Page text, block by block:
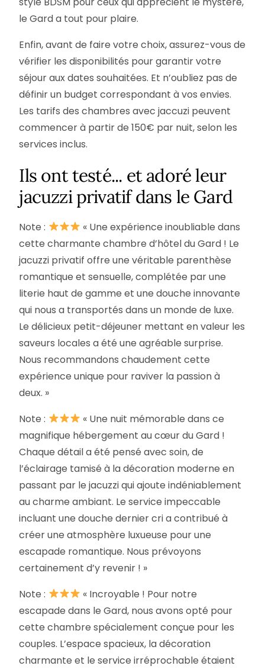
le Gard a tout pour plaire.
Enfin, avant de faire votre choix, assurez-vous de
vérifier les disponibilités pour garantir votre
séjour aux dates souhaitées. Et n’oubliez pas de
définir un budget correspondant à vos envies.
Les tarifs des chambres avec jaccuzi peuvent
commencer à partir de 150€ par nuit, selon les
services inclus.
Ils ont testé... et adoré leur
jacuzzi privatif dans le Gard
Note :
« Une expérience inoubliable dans
cette charmante chambre d’hôtel du Gard ! Le
jacuzzi privatif offre une véritable parenthèse
romantique et sensuelle, complétée par une
literie haut de gamme et une douche innovante
qui nous a transportés dans un monde de luxe.
Le délicieux petit-déjeuner mettant en valeur les
saveurs locales a été une agréable surprise.
Nous recommandons chaudement cette
expérience unique pour raviver la passion à
deux. »
Note :
« Une nuit mémorable dans ce
magnifique hébergement au cœur du Gard !
Chaque détail a été pensé avec soin, de
l’éclairage tamisé à la décoration moderne en
passant par le jacuzzi qui ajoute indéniablement
au charme ambiant. Le service impeccable
incluant une douche dernier cri a contribué à
créer une atmosphère luxueuse pour une
escapade romantique. Nous prévoyons
certainement d’y revenir ! »
Note :
« Incroyable ! Pour notre
escapade dans le Gard, nous avons opté pour
cette chambre spécialement conçue pour les
couples. L’espace spacieux, la décoration
charmante et le service irréprochable étaient